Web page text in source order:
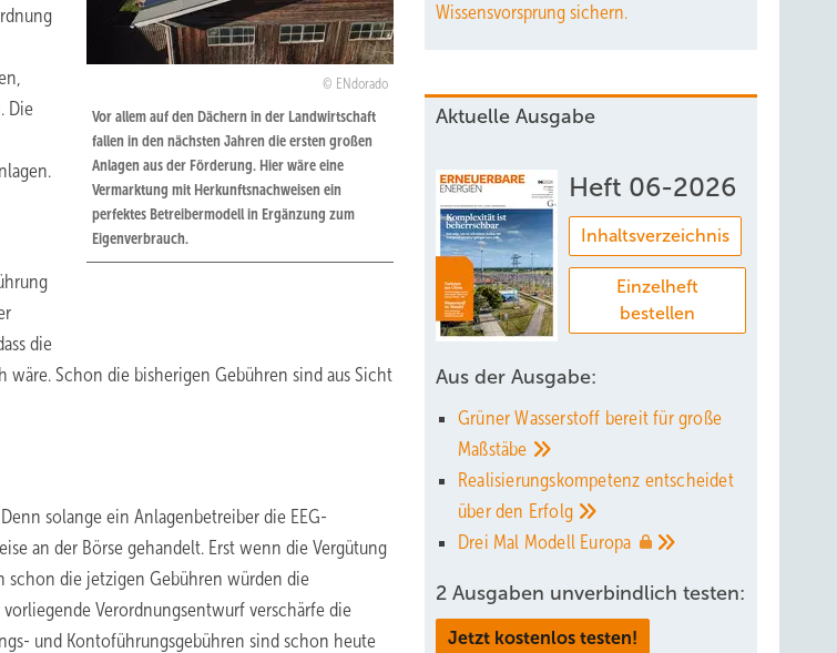
ENdorado
Vor allem auf den Dächern in der Landwirtschaft
fallen in den nächsten Jahren die ersten großen
Anlagen aus der Förderung. Hier wäre eine
Vermarktung mit Herkunftsnachweisen ein
perfektes Betreibermodell in Ergänzung zum
Eigenverbrauch.
Die
die
Schon die bisherigen Gebühren sind aus Sicht
solange ein Anlagenbetreiber die EEG-
an der Börse gehandelt. Erst wenn die Vergütung
schon die jetzigen Gebühren würden die
Verordnungsentwurf verschärfe die
und Kontoführungsgebühren sind schon heute
Wissensvorsprung sichern.
Aktuelle Ausgabe
Heft 06-2026
Inhaltsverzeichnis
Einzelheft
bestellen
Aus der Ausgabe:
Grüner Wasserstoff bereit für große
Maßstäbe
Realisierungskompetenz entscheidet
über den Erfolg
Drei Mal Modell Europa
2 Ausgaben unverbindlich testen:
Jetzt kostenlos testen!